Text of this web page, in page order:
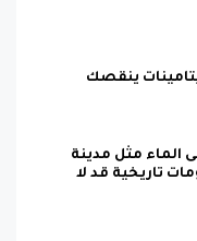
ينقصك
الماء مثل مدينة
تاريخية قد لا